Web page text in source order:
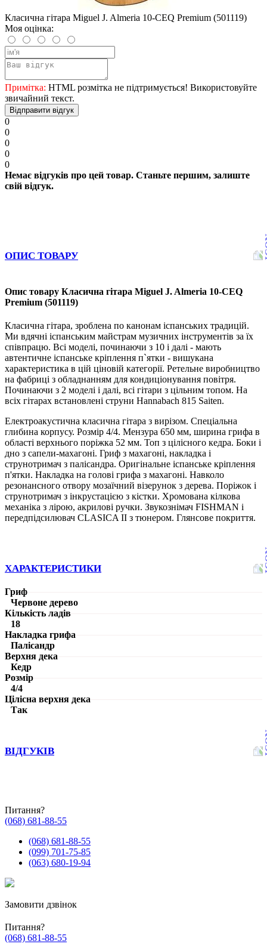
Класична гітара Miguel J. Almeria 10-CEQ Premium (501119)
Моя оцінка:
Примітка: HTML розмітка не підтримується! Використовуйте
звичайний текст.
Відправити відгук
0
0
0
0
0
Немає відгуків про цей товар. Станьте першим, залиште
свій відгук.
ОПИС ТОВАРУ
Опис товару Класична гітара Miguel J. Almeria 10-CEQ
Premium (501119)
Класична гітара, зроблена по канонам іспанських традицій.
Ми вдячні іспанським майстрам музичних інструментів за їх
співпрацю. Всі моделі, починаючи з 10 і далі - мають
автентичне іспанське кріплення п`ятки - вишукана
характеристика в цій ціновій категорії. Ретельне виробництво
на фабриці з обладнанням для кондиціонування повітря.
Починаючи з 2 моделі і далі, всі гітари з цільним топом. На
всіх гітарах встановлені струни Hannabach 815 Saiten.
Електроакустична класична гітара з вирізом. Спеціальна
глибина корпусу. Розмір 4/4. Мензура 650 мм, ширина грифа в
області верхнього поріжка 52 мм. Топ з цілісного кедра. Боки і
дно з сапели-махагоні. Гриф з махагоні, накладка і
струнотримач з палісандра. Оригінальне іспанське кріплення
п'ятки. Накладка на голові грифа з махагоні. Навколо
резонансного отвору мозаїчний візерунок з дерева. Поріжок і
струнотримач з інкрустацією з кістки. Хромована кілкова
механіка з лірою, акрилові ручки. Звукознімач FISHMAN і
передпідсилювач CLASICA II з тюнером. Глянсове покриття.
ХАРАКТЕРИСТИКИ
Гриф
Червоне дерево
Кількість ладів
18
Накладка грифа
Палісандр
Верхня дека
Кедр
Розмір
4/4
Цілісна верхня дека
Так
ВІДГУКІВ
Питання?
(068) 681-88-55
(068) 681-88-55
(099) 701-75-85
(063) 680-19-94
Замовити дзвінок
Питання?
(068) 681-88-55